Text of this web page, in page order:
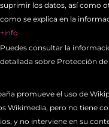
suprimir los datos, así como
como se explica en la
+info
Puedes consultar la
detallada sobre Protección
promueve el uso de
Wikimedia, pero no tiene
y no interviene en su